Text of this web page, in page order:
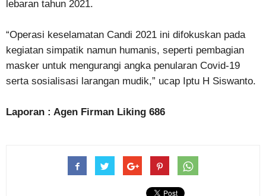
lebaran tahun 2021.
“Operasi keselamatan Candi 2021 ini difokuskan pada
kegiatan simpatik namun humanis, seperti pembagian
masker untuk mengurangi angka penularan Covid-19
serta sosialisasi larangan mudik,” ucap Iptu H Siswanto.
Laporan : Agen Firman Liking 686